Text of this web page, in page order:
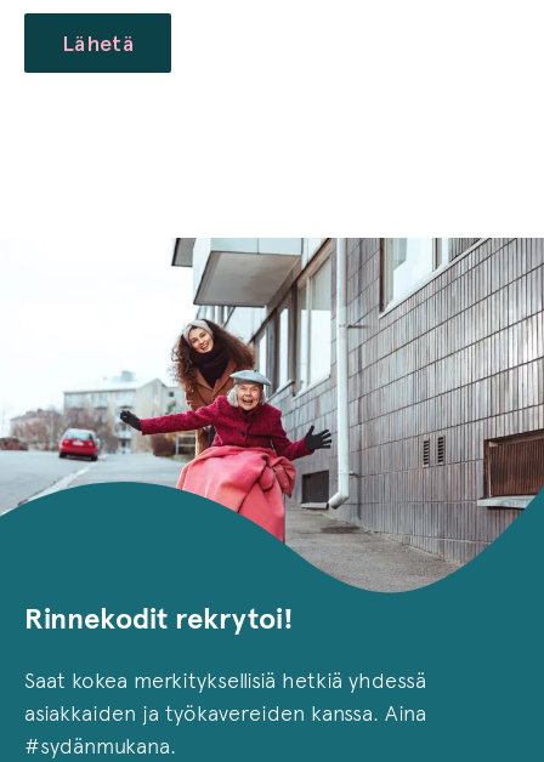
Lähetä
Rinnekodit rekrytoi!
Saat kokea merkityksellisiä hetkiä yhdessä
asiakkaiden ja työkavereiden kanssa. Aina
#sydänmukana.